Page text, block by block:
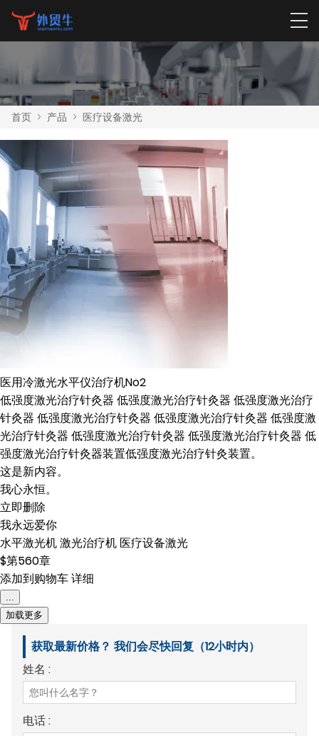
首页 > 产品 > 医疗设备激光
医用冷激光水平仪治疗机No2
低强度激光治疗针灸器 低强度激光治疗针灸器 低强度激光治疗
针灸器 低强度激光治疗针灸器 低强度激光治疗针灸器 低强度激
光治疗针灸器 低强度激光治疗针灸器 低强度激光治疗针灸器 低
强度激光治疗针灸器装置低强度激光治疗针灸装置。
这是新内容。
我心永恒。
立即删除
我永远爱你
水平激光机激光治疗机 医疗设备激光
$第560章
添加到购物车详细
加载更多
获取最新价格？ 我们会尽快回复（12小时内）
姓名 :
电话 :